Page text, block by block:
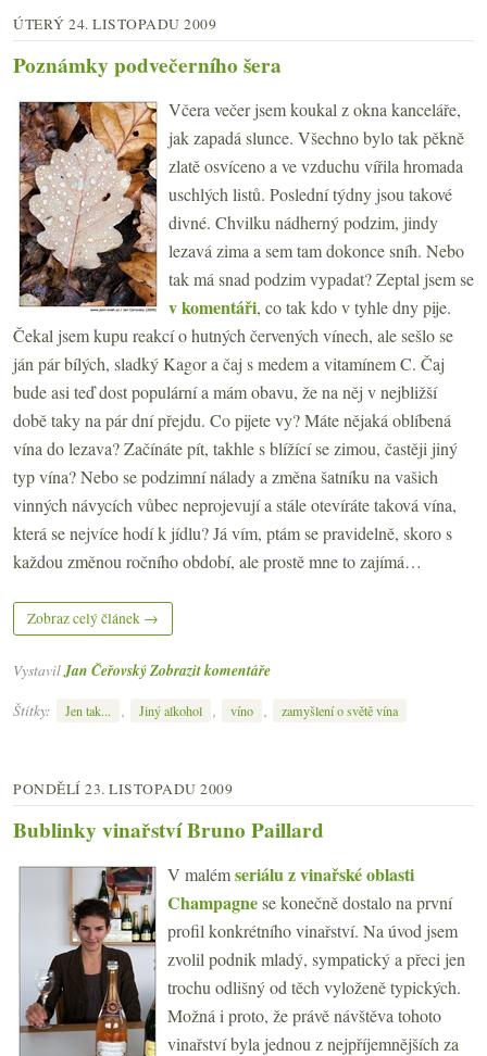
ÚTERÝ 24. LISTOPADU 2009
Poznámky podvečerního šera
Včera večer jsem koukal z okna kanceláře,
jak zapadá slunce. Všechno bylo tak pěkně
zlatě osvíceno a ve vzduchu vířila hromada
uschlých listů. Poslední týdny jsou takové
divné. Chvilku nádherný podzim, jindy
lezavá zima a sem tam dokonce sníh. Nebo
tak má snad podzim vypadat? Zeptal jsem se
v komentáři, co tak kdo v tyhle dny pije.
Čekal jsem kupu reakcí o hutných červených vínech, ale sešlo se
ján pár bílých, sladký Kagor a čaj s medem a vitamínem C. Čaj
bude asi teď dost populární a mám obavu, že na něj v nejbližší
době taky na pár dní přejdu. Co pijete vy? Máte nějaká oblíbená
vína do lezava? Začínáte pít, takhle s blížící se zimou, častěji jiný
typ vína? Nebo se podzimní nálady a změna šatníku na vašich
vinných návycích vůbec neprojevují a stále otevíráte taková vína,
která se nejvíce hodí k jídlu? Já vím, ptám se pravidelně, skoro s
každou změnou ročního období, ale prostě mne to zajímá…
Zobraz celý článek →
VystavilJan ČeřovskýZobrazit komentáře
Štítky:
Jen tak... Jiný alkohol víno zamyšlení o světě vína
PONDĚLÍ 23. LISTOPADU 2009
Bublinky vinařství Bruno Paillard
V malémseriálu z vinařské oblasti
Champagnese konečně dostalo na první
profil konkrétního vinařství. Na úvod jsem
zvolil podnik mladý, sympatický a přeci jen
trochu odlišný od těch vyloženě typických.
Možná i proto, že právě návštěva tohoto
vinařství byla jednou z nejpříjemnějších za